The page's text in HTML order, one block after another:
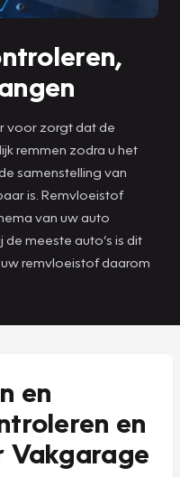
voor zorgt dat de
remmen zodra u het
samenstelling van
is. Remvloeistof
van uw auto
meeste auto’s is dit
remvloeistof daarom
en
en
Vakgarage